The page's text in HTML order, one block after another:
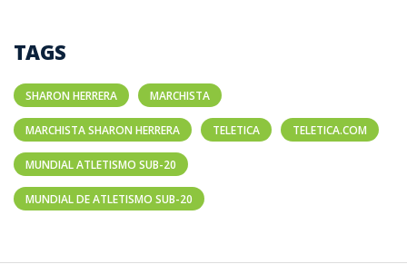
TAGS
SHARON HERRERA MARCHISTA
MARCHISTA SHARON HERRERA TELETICA TELETICA.COM
MUNDIAL ATLETISMO SUB-20
MUNDIAL DE ATLETISMO SUB-20